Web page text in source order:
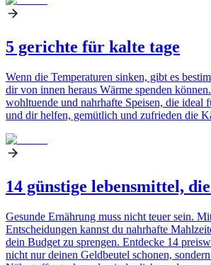
5 gerichte für kalte tage
Wenn die Temperaturen sinken, gibt es
dir von innen heraus Wärme spenden
wohltuende und nahrhafte Speisen, die ideal
und dir helfen, gemütlich und zufrieden die
14 günstige lebensmittel,
Gesunde Ernährung muss nicht teuer sein.
Entscheidungen kannst du nahrhafte
dein Budget zu sprengen. Entdecke 14
nicht nur deinen Geldbeutel schonen,